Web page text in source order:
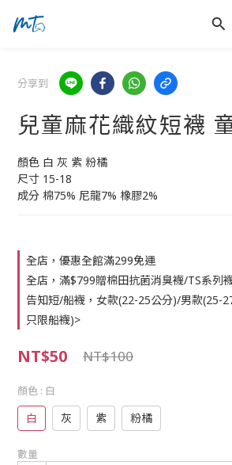
分享到
兒童麻花織紋短襪
顏色 白 灰 紫 粉橘
尺寸 15-18
成分 棉75% 尼龍7% 橡膠2%
全店，優惠全館滿299免運
全店，滿$799贈棉田抗菌消臭襪/TS系列
告知短/船襪，女款(22-25公分)/男款(25-
只限船襪)>
NT$50 NT$100
顏色 : 白
白 灰 紫 粉橘
數量